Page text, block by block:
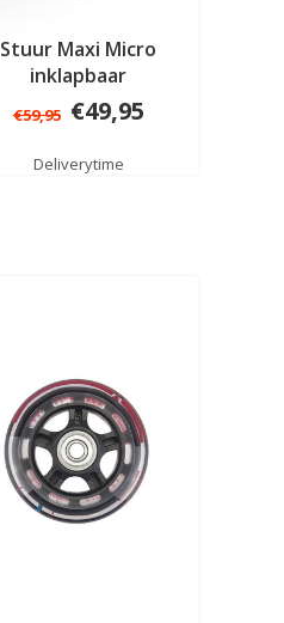
Stuur Maxi Micro
inklapbaar
€59,95 €49,95
Deliverytime